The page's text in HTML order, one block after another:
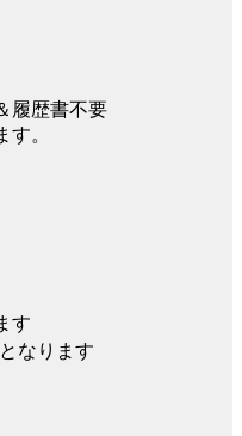
履歴書不要
。
す
なります